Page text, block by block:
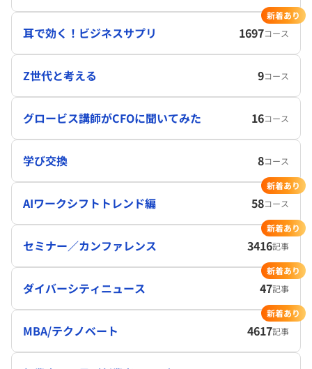
耳で効く！ビジネスサプリ 1697コース
新着あり
Z世代と考える 9コース
グロービス講師がCFOに聞いてみた 16コース
学び交換 8コース
AIワークシフトトレンド編 58コース
新着あり
セミナー／カンファレンス 3416記事
新着あり
ダイバーシティニュース 47記事
新着あり
MBA/テクノベート 4617記事
新着あり